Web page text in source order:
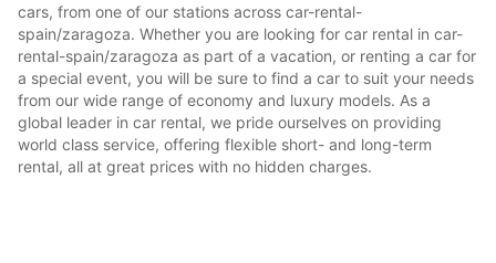
cars, from one of our stations across car-rental-
spain/zaragoza. Whether you are looking for car rental in car-
rental-spain/zaragoza as part of a vacation, or renting a car for
a special event, you will be sure to find a car to suit your needs
from our wide range of economy and luxury models. As a
global leader in car rental, we pride ourselves on providing
world class service, offering flexible short- and long-term
rental, all at great prices with no hidden charges.